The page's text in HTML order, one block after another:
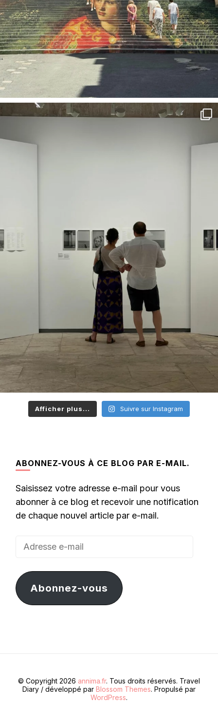
Afficher plus... Suivre sur Instagram
ABONNEZ-VOUS À CE BLOG PAR E-MAIL.
Saisissez votre adresse e-mail pour vous
abonner à ce blog et recevoir une notification
de chaque nouvel article par e-mail.
Adresse
mail
Abonnez-vous
© Copyright 2026 annima.fr. Tous droits réservés. Travel
Diary / développé par Blossom Themes. Propulsé par
WordPress.